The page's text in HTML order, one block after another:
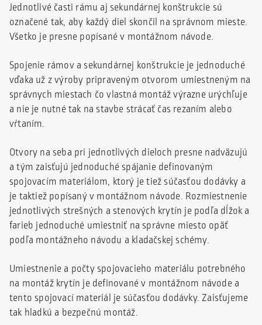
Jednotlivé časti rámu aj sekundárnej konštrukcie sú
označené tak, aby každý diel skončil na správnom mieste.
Všetko je presne popísané v montážnom návode.
Spojenie rámov a sekundárnej konštrukcie je jednoduché
vďaka už z výroby pripraveným otvorom umiestneným na
správnych miestach čo vlastná montáž výrazne urýchľuje
a nie je nutné tak na stavbe strácať čas rezaním alebo
vŕtaním.
Otvory na seba pri jednotlivých dieloch presne nadväzujú
a tým zaisťujú jednoduché spájanie definovaným
spojovacím materiálom, ktorý je tiež súčasťou dodávky a
je taktiež popísaný v montážnom návode. Rozmiestnenie
jednotlivých strešných a stenových krytín je podľa dĺžok a
farieb jednoduché umiestniť na správne miesto opäť
podľa montážneho návodu a kladačskej schémy.
Umiestnenie a počty spojovacieho materiálu potrebného
na montáž krytín je definované v montážnom návode a
tento spojovací materiál je súčasťou dodávky. Zaisťujeme
tak hladkú a bezpečnú montáž.